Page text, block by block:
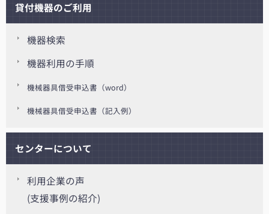
貸付機器のご利用
機器検索
機器利用の手順
機械器具借受申込書（word）
機械器具借受申込書（記入例）
センターについて
利用企業の声
(支援事例の紹介)